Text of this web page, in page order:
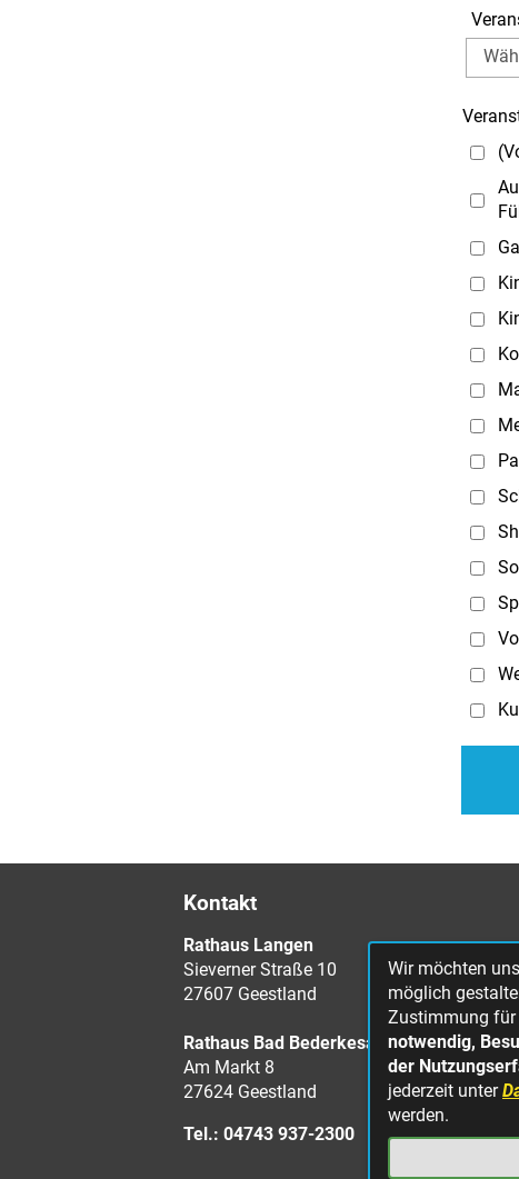
Kontakt
Rathaus Langen
Sieverner Straße 10
27607 Geestland
Rathaus Bad Bederkesa
Am Markt 8
27624 Geestland
Tel.: 04743 937-2300
Wir möchten
möglich
Zustimmung für
notwendig,
der
jederzeit unter
werden.